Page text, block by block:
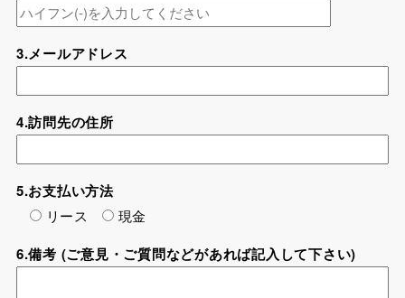
3.メールアドレス
4.訪問先の住所
5.お支払い方法
リース 現金
6.備考 (ご意見・ご質問などがあれば記入して下さい)